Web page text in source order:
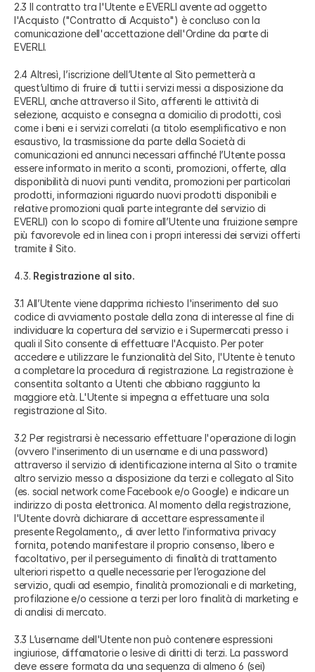
2.3 Il contratto tra l'Utente e EVERLI avente ad oggetto
l'Acquisto ("Contratto di Acquisto") è concluso con la
comunicazione dell'accettazione dell'Ordine da parte di
EVERLI.
2.4 Altresì, l’iscrizione dell’Utente al Sito permetterà a
quest’ultimo di fruire di tutti i servizi messi a disposizione da
EVERLI, anche attraverso il Sito, afferenti le attività di
selezione, acquisto e consegna a domicilio di prodotti, così
come i beni e i servizi correlati (a titolo esemplificativo e non
esaustivo, la trasmissione da parte della Società di
comunicazioni ed annunci necessari affinché l’Utente possa
essere informato in merito a sconti, promozioni, offerte, alla
disponibilità di nuovi punti vendita, promozioni per particolari
prodotti, informazioni riguardo nuovi prodotti disponibili e
relative promozioni quali parte integrante del servizio di
EVERLI) con lo scopo di fornire all’Utente una fruizione sempre
più favorevole ed in linea con i propri interessi dei servizi offerti
tramite il Sito.
Registrazione al sito.
3.1 All’Utente viene dapprima richiesto l'inserimento del suo
codice di avviamento postale della zona di interesse al fine di
individuare la copertura del servizio e i Supermercati presso i
quali il Sito consente di effettuare l'Acquisto. Per poter
accedere e utilizzare le funzionalità del Sito, l'Utente è tenuto
a completare la procedura di registrazione. La registrazione è
consentita soltanto a Utenti che abbiano raggiunto la
maggiore età. L'Utente si impegna a effettuare una sola
registrazione al Sito.
3.2 Per registrarsi è necessario effettuare l'operazione di login
(ovvero l'inserimento di un username e di una password)
attraverso il servizio di identificazione interna al Sito o tramite
altro servizio messo a disposizione da terzi e collegato al Sito
(es. social network come Facebook e/o Google) e indicare un
indirizzo di posta elettronica. Al momento della registrazione,
l'Utente dovrà dichiarare di accettare espressamente il
presente Regolamento,, di aver letto l’informativa privacy
fornita, potendo manifestare il proprio consenso, libero e
facoltativo, per il perseguimento di finalità di trattamento
ulteriori rispetto a quelle necessarie per l’erogazione del
servizio, quali ad esempio, finalità promozionali e di marketing,
profilazione e/o cessione a terzi per loro finalità di marketing e
di analisi di mercato.
3.3 L’username dell'Utente non può contenere espressioni
ingiuriose, diffamatorie o lesive di diritti di terzi. La password
deve essere formata da una sequenza di almeno 6 (sei)